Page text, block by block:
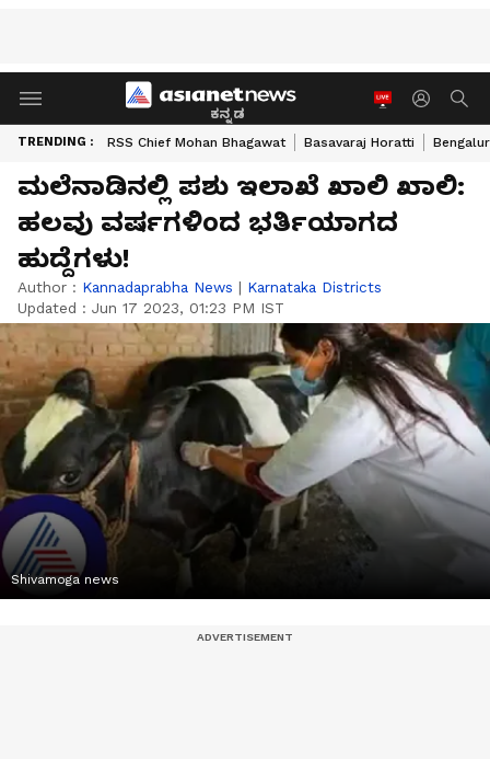
ಕನ್ನಡ
TRENDING : RSS Chief Mohan Bhagawat Basavaraj Horatti
ಮಲೆನಾಡಿನಲ್ಲಿ ಪಶು ಇಲಾಖೆ ಖಾಲಿ ಖಾಲಿ:
ಹಲವು ವರ್ಷಗಳಿಂದ ಭರ್ತಿಯಾಗದ
ಹುದ್ದೆಗಳು!
Author : Kannadaprabha News | Karnataka Districts
Updated : Jun 17 2023, 01:23 PM IST
Shivamoga news